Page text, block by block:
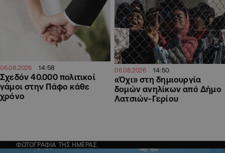
06.08.2026 14:58
Σχεδόν 40.000 πολιτικοί
γάμοι στην Πάφο κάθε
χρόνο
06.08.2026 14:50
«Όχι» στη δημιουργία
δομών ανηλίκων από Δήμο
Λατσιών-Γερίου
ΦΩΤΟΓΡΑΦΙΑ ΤΗΣ ΗΜΕΡΑΣ